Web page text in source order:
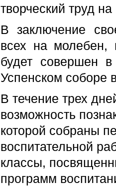
творческий труд
В заключение
всех на молебен,
будет совершен
Успенском соборе
В течение трех
возможность
которой собраны
воспитательной
классы,
программ